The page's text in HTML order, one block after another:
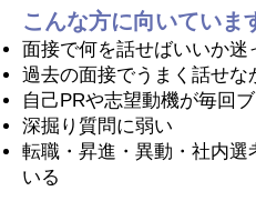
こんな方に向いていま
面接で何を話せばいいか迷
過去の面接でうまく話せな
自己PRや志望動機が毎回
深掘り質問に弱い
転職・昇進・異動・社内選
いる